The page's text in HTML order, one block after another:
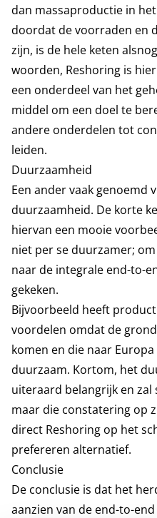
dan massaproductie in
doordat de voorraden en
zijn, is de hele keten
woorden, Reshoring is
een onderdeel van het
middel om een doel te
andere onderdelen tot
leiden.
Duurzaamheid
Een ander vaak genoemd
duurzaamheid. De korte
hiervan een mooie
niet per se duurzamer;
naar de integrale end-to-
gekeken.
Bijvoorbeeld heeft
voordelen omdat de
komen en die naar
duurzaam. Kortom, het
uiteraard belangrijk en
maar die constatering op
direct Reshoring op het
prefereren alternatief.
Conclusie
De conclusie is dat het
aanzien van de end-to-